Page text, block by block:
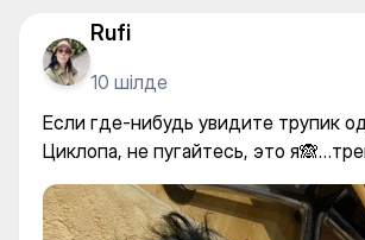
Rufi
10 шілде
Если где-нибудь увидите трупик
Циклопа, не пугайтесь, это